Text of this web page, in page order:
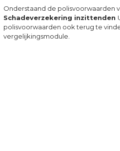
Onderstaand de polisvoorwaarden
Schadeverzekering inzittenden
polisvoorwaarden ook terug te
vergelijkingsmodule.